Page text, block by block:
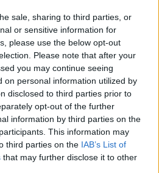
sale, sharing to third parties, or
or sensitive information for
please use the below opt-out
Please note that after your
you may continue seeing
on personal information utilized by
disclosed to third parties prior to
opt-out of the further
information by third parties on the
This information may
third parties on the IAB’s List of
that may further disclose it to other
ακροδεξιών
καρτέλ των ναρκωτικών
δυνάμεων ασφαλείας.
της βίας καθώς
με
αντιμετωπίζουν πολλά
μια δεκαετία μετά τη
που οδήγησε στον
της πρώην